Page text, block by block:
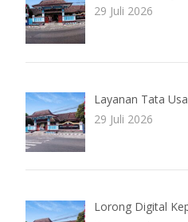
29 Juli 2026
Layanan Tata
29 Juli 2026
Lorong Digital